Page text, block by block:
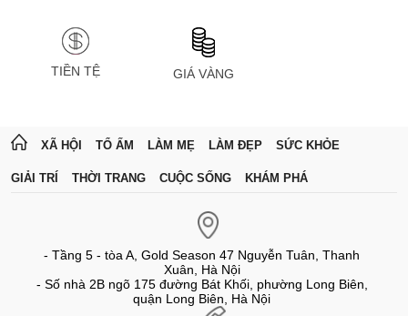
TIỀN TỆ GIÁ VÀNG
XÃ HỘI TỔ ẤM LÀM MẸ LÀM ĐẸP SỨC KHỎE
GIẢI TRÍ THỜI TRANG CUỘC SỐNG KHÁM PHÁ
- Tầng 5 - tòa A, Gold Season 47 Nguyễn Tuân, Thanh
Xuân, Hà Nội
- Số nhà 2B ngõ 175 đường Bát Khối, phường Long Biên,
quận Long Biên, Hà Nội